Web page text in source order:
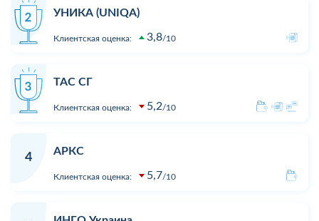
УНИКА (UNIQA)
Клиентская оценка: 3,8 10
ТАС СГ
Клиентская оценка: 5,2 10
4
АРКС
Клиентская оценка: 5,7 10